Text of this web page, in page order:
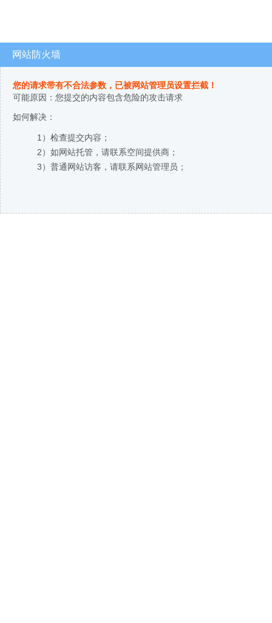
网站防火墙
您的请求带有不合法参数，已被网站管理员设置拦截！
可能原因：您提交的内容包含危险的攻击请求
如何解决：
1）检查提交内容；
2）如网站托管，请联系空间提供商；
3）普通网站访客，请联系网站管理员；